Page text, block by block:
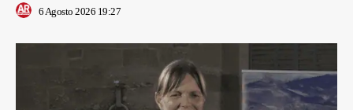
6 Agosto 2026 19:27